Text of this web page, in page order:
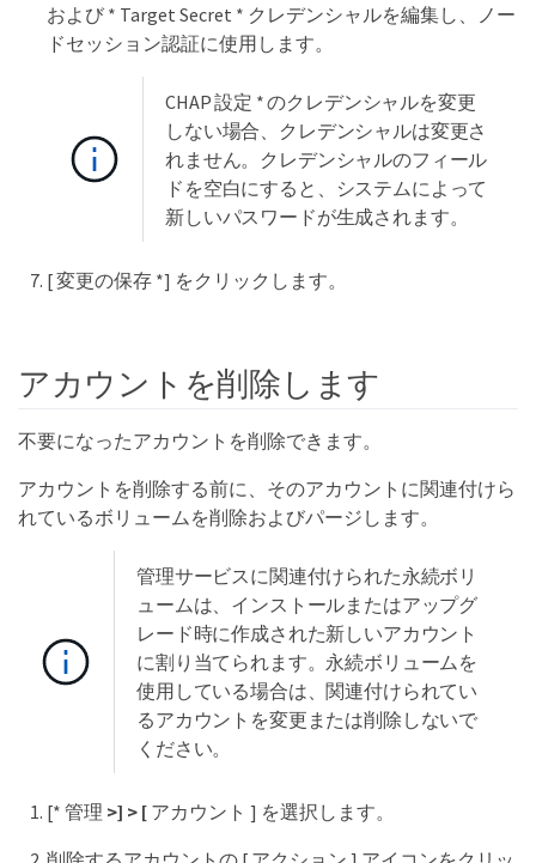
および * Target Secret * クレデンシャルを編集し、ノー
ドセッション認証に使用します。
CHAP 設定 * のクレデンシャルを変更
しない場合、クレデンシャルは変更さ
れません。クレデンシャルのフィール
ドを空白にすると、システムによって
新しいパスワードが生成されます。
[ 変更の保存 *] をクリックします。
アカウントを削除します
不要になったアカウントを削除できます。
アカウントを削除する前に、そのアカウントに関連付けら
れているボリュームを削除およびパージします。
管理サービスに関連付けられた永続ボリ
ュームは、インストールまたはアップグ
レード時に作成された新しいアカウント
に割り当てられます。永続ボリュームを
使用している場合は、関連付けられてい
るアカウントを変更または削除しないで
ください。
[* 管理 >] > [アカウント ] を選択します。